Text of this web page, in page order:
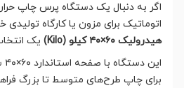
اگر به دنبال یک دستگاه پرس چاپ
اتوماتیک برای مزون یا کارگاه
هیدرولیک ۶۰×۴۰ کیلو (Kilo)
یک
برای چاپ طرح‌های متوسط تا بزرگ